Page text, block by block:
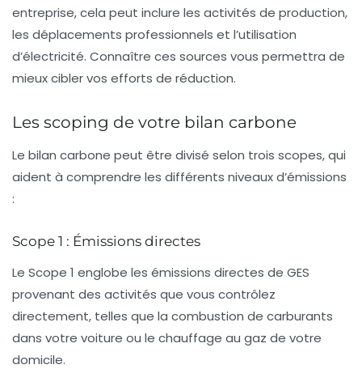
entreprise, cela peut inclure les activités de production,
les déplacements professionnels et l’utilisation
d’électricité. Connaître ces sources vous permettra de
mieux cibler vos efforts de réduction.
Les scoping de votre bilan carbone
Le bilan carbone peut être divisé selon trois scopes, qui
aident à comprendre les différents niveaux d’émissions
:
Scope 1 : Émissions directes
Le Scope 1 englobe les émissions directes de GES
provenant des activités que vous contrôlez
directement, telles que la combustion de carburants
dans votre voiture ou le chauffage au gaz de votre
domicile.